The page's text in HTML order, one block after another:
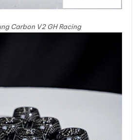
Carbon V2 GH Racing